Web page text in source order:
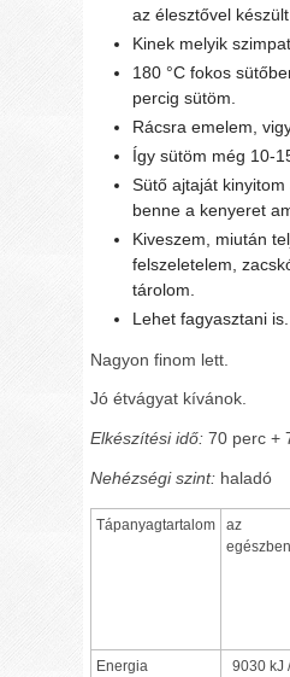
az élesztővel
Kinek melyik
180 °C fokos
percig sütöm.
Rácsra emelem,
Így sütöm még 10-
Sütő ajtaját
benne a kenyeret
Kiveszem, miután
felszeletelem,
tárolom.
Lehet fagyasztani is.
Nagyon finom lett.
Jó étvágyat kívánok.
Elkészítési idő: 70 perc +
Nehézségi szint: haladó
Tápanyagtartalom
az
egészben
Energia
9030 kJ